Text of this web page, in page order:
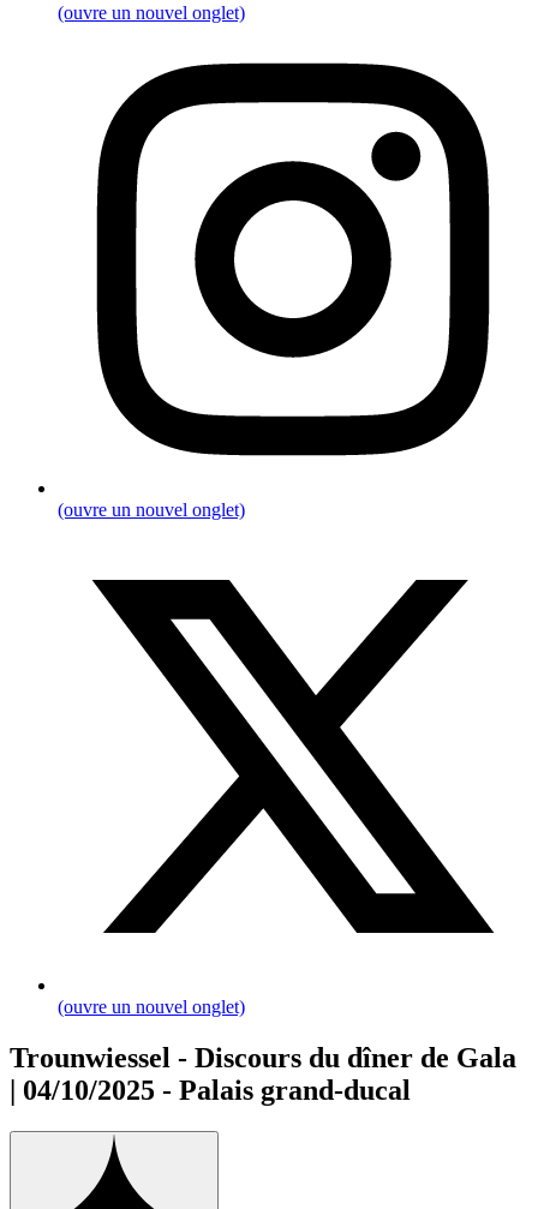
(ouvre un nouvel onglet)
(ouvre un nouvel onglet)
(ouvre un nouvel onglet)
Trounwiessel - Discours du dîner de Gala
| 04/10/2025 - Palais grand-ducal